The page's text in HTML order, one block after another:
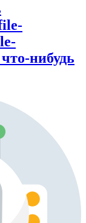
нибудь